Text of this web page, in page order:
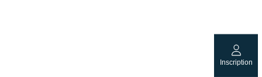
Inscription